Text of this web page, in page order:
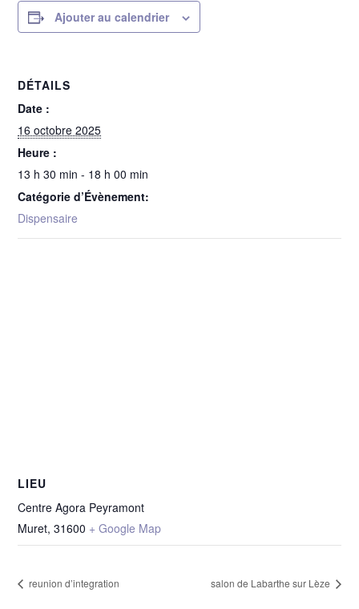
Ajouter au calendrier
DÉTAILS
Date :
16 octobre 2025
Heure :
13 h 30 min - 18 h 00 min
Catégorie d’Évènement:
Dispensaire
LIEU
Centre Agora Peyramont
Muret, 31600 + Google Map
reunion d’integration salon de Labarthe sur Lèze